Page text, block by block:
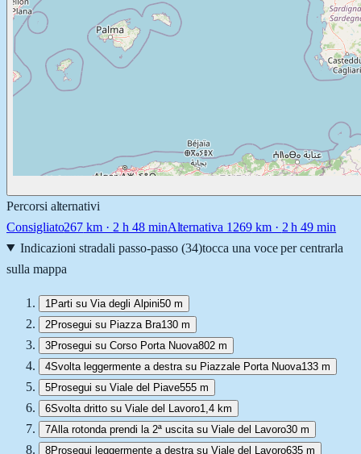
Percorsi alternativi
Consigliato267 km · 2 h 48 minAlternativa 1 269km · 2 h 49 min
Indicazioni stradali passo-passo (34)tocca una voce per centrarla
sulla mappa
1 Parti su Via degli Alpini50 m
2Prosegui su Piazza Bra130 m
3Prosegui su Corso Porta Nuova802 m
4Svolta leggermente a destra su Piazzale Porta Nuova133 m
5Prosegui su Viale del Piave555 m
6Svolta dritto su Viale del Lavoro1,4 km
7Alla rotonda prendi la 2ª uscita su Viale del Lavoro30 m
8Prosegui leggermente a destra su Viale del Lavoro635 m